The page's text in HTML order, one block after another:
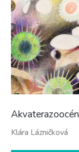
Akvaterazoocén
Klára Lázničková